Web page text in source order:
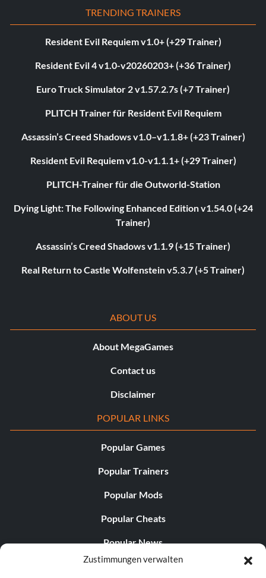
Zustimmungen verwalten
TRENDING TRAINERS
Resident Evil Requiem v1.0+ (+29 Trainer)
Resident Evil 4 v1.0-v20260203+ (+36 Trainer)
Euro Truck Simulator 2 v1.57.2.7s (+7 Trainer)
PLITCH Trainer für Resident Evil Requiem
Assassin’s Creed Shadows v1.0–v1.1.8+ (+23 Trainer)
Resident Evil Requiem v1.0-v1.1.1+ (+29 Trainer)
PLITCH-Trainer für die Outworld-Station
Dying Light: The Following Enhanced Edition v1.54.0 (+24
Trainer)
Assassin’s Creed Shadows v1.1.9 (+15 Trainer)
Real Return to Castle Wolfenstein v5.3.7 (+5 Trainer)
ABOUT US
About MegaGames
Contact us
Disclaimer
POPULAR LINKS
Popular Games
Popular Trainers
Popular Mods
Popular Cheats
Popular News
Popular Editorials